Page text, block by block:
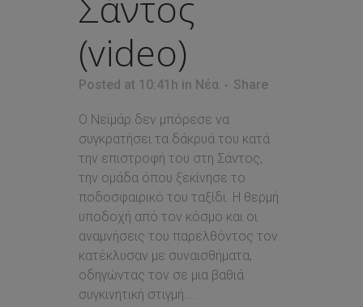
(video)
Posted at 10:41h in Νέα Share
Ο Νεϊμάρ δεν μπόρεσε να
συγκρατήσει τα δάκρυά του κατά
την επιστροφή του στη Σάντος,
την ομάδα όπου ξεκίνησε το
ποδοσφαιρικό του ταξίδι. Η θερμή
υποδοχή από τον κόσμο και οι
αναμνήσεις του παρελθόντος τον
κατέκλυσαν με συναισθήματα,
οδηγώντας τον σε μια βαθιά
συγκινητική στιγμή....